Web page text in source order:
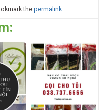
thepermalink.